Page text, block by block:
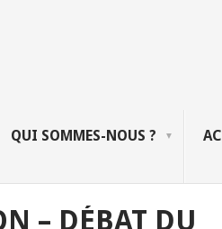
QUI SOMMES-NOUS ?
– DÉBAT DU